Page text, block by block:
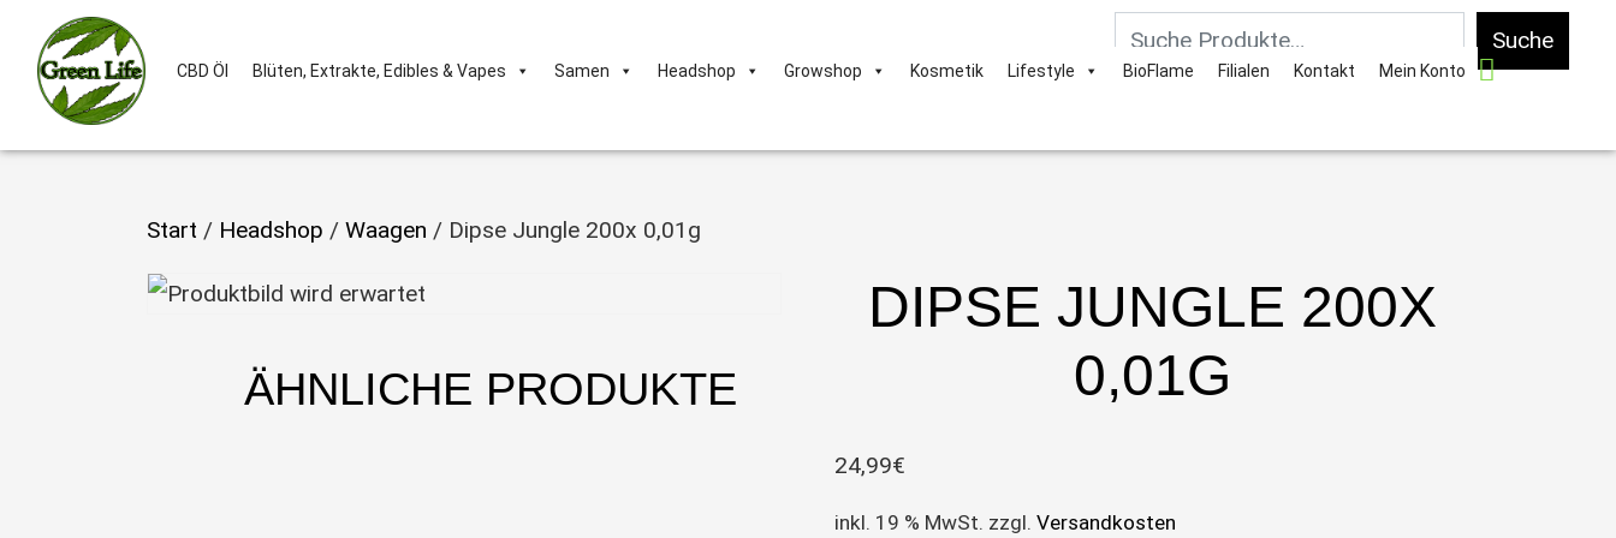
Suche
CBD Öl Blüten, Extrakte, Edibles & Vapes Samen Headshop Growshop Kosmetik Lifestyle BioFlame Filialen Kontakt Mein Konto
Start / Headshop / Waagen / Dipse Jungle 200x 0,01g
DIPSE JUNGLE 200X
0,01G
24,99€
inkl. 19 % MwSt. zzgl. Versandkosten
ÄHNLICHE PRODUKTE